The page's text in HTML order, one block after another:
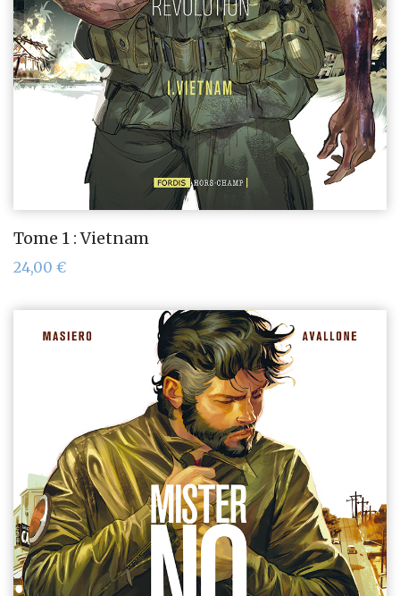
Tome 1 : Vietnam
24,00 €